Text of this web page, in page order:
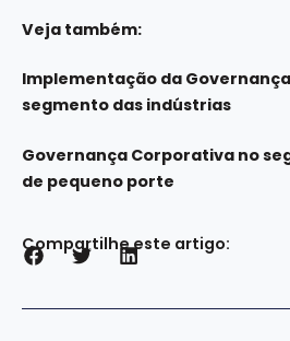
Veja também:
Implementação da
segmento das indústrias
Governança Corporativa no
de pequeno porte
Compartilhe este artigo: